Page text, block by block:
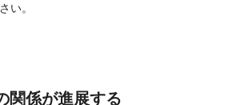
い。
関係が進展する